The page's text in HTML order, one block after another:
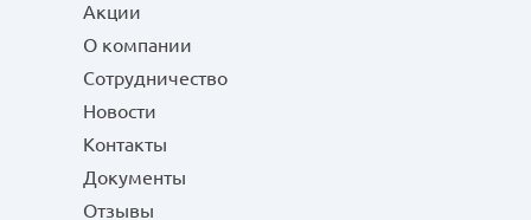
Акции
О компании
Сотрудничество
Новости
Контакты
Документы
Отзывы